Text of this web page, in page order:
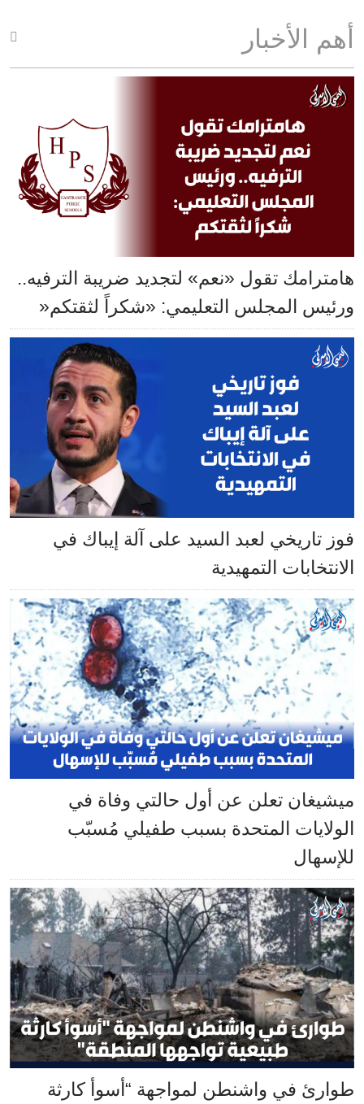
أهم الأخبار
هامترامك تقول «نعم» لتجديد ضريبة الترفيه..
ورئيس المجلس التعليمي: «شكراً لثقتكم«
فوز تاريخي لعبد السيد على آلة إيباك في
الانتخابات التمهيدية
ميشيغان تعلن عن أول حالتي وفاة في
الولايات المتحدة بسبب طفيلي مُسبّب
للإسهال
طوارئ في واشنطن لمواجهة “أسوأ كارثة